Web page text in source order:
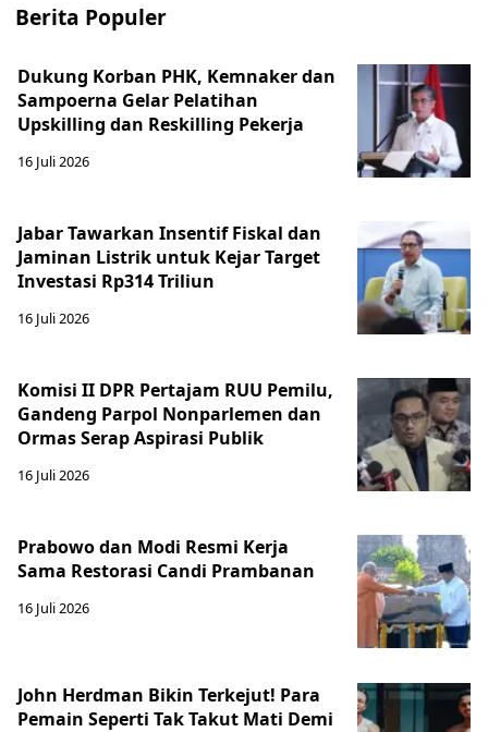
Berita Populer
Dukung Korban PHK, Kemnaker dan
Sampoerna Gelar Pelatihan
Upskilling dan Reskilling Pekerja
16 Juli 2026
Jabar Tawarkan Insentif Fiskal dan
Jaminan Listrik untuk Kejar Target
Investasi Rp314 Triliun
16 Juli 2026
Komisi II DPR Pertajam RUU Pemilu,
Gandeng Parpol Nonparlemen dan
Ormas Serap Aspirasi Publik
16 Juli 2026
Prabowo dan Modi Resmi Kerja
Sama Restorasi Candi Prambanan
16 Juli 2026
John Herdman Bikin Terkejut! Para
Pemain Seperti Tak Takut Mati Demi